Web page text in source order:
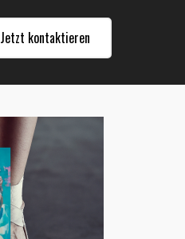
Jetzt kontaktieren